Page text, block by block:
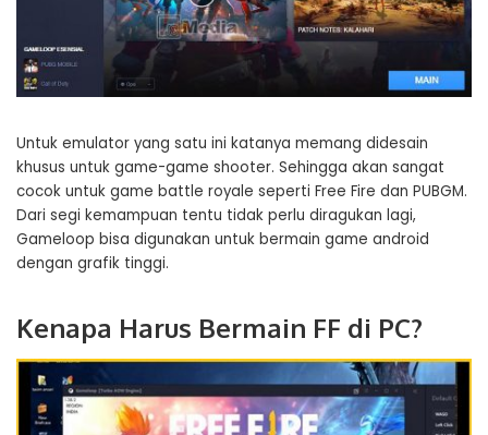
Untuk emulator yang satu ini katanya memang didesain
khusus untuk game-game shooter. Sehingga akan sangat
cocok untuk game battle royale seperti Free Fire dan PUBGM.
Dari segi kemampuan tentu tidak perlu diragukan lagi,
Gameloop bisa digunakan untuk bermain game android
dengan grafik tinggi.
Kenapa Harus Bermain FF di PC?